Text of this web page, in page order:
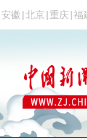
安徽 北京 重庆 福